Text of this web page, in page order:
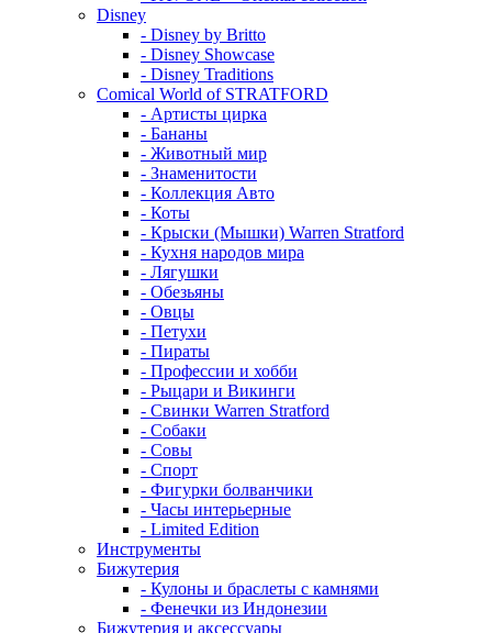
Disney
- Disney by Britto
- Disney Showcase
- Disney Traditions
Comical World of STRATFORD
- Артисты цирка
- Бананы
- Животный мир
- Знаменитости
- Коллекция Авто
- Коты
- Крыски (Мышки) Warren Stratford
- Кухня народов мира
- Лягушки
- Обезьяны
- Овцы
- Петухи
- Пираты
- Профессии и хобби
- Рыцари и Викинги
- Свинки Warren Stratford
- Собаки
- Совы
- Спорт
- Фигурки болванчики
- Часы интерьерные
- Limited Edition
Инструменты
Бижутерия
- Кулоны и браслеты с камнями
- Фенечки из Индонезии
Бижутерия и аксессуары